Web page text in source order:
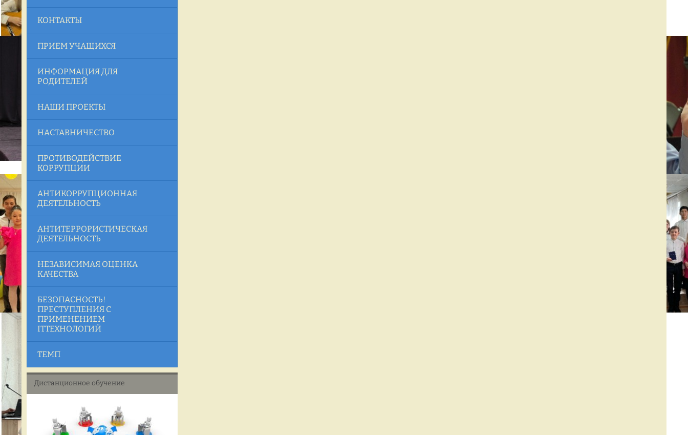
КОНТАКТЫ
ПРИЕМ УЧАЩИХСЯ
ИНФОРМАЦИЯ ДЛЯ
РОДИТЕЛЕЙ
НАШИ ПРОЕКТЫ
НАСТАВНИЧЕСТВО
ПРОТИВОДЕЙСТВИЕ
КОРРУПЦИИ
АНТИКОРРУПЦИОННАЯ
ДЕЯТЕЛЬНОСТЬ
АНТИТЕРРОРИСТИЧЕСКАЯ
ДЕЯТЕЛЬНОСТЬ
НЕЗАВИСИМАЯ ОЦЕНКА
КАЧЕСТВА
БЕЗОПАСНОСТЬ!
ПРЕСТУПЛЕНИЯ С
ПРИМЕНЕНИЕМ
ITТЕХНОЛОГИЙ
ТЕМП
Дистанционное обучение